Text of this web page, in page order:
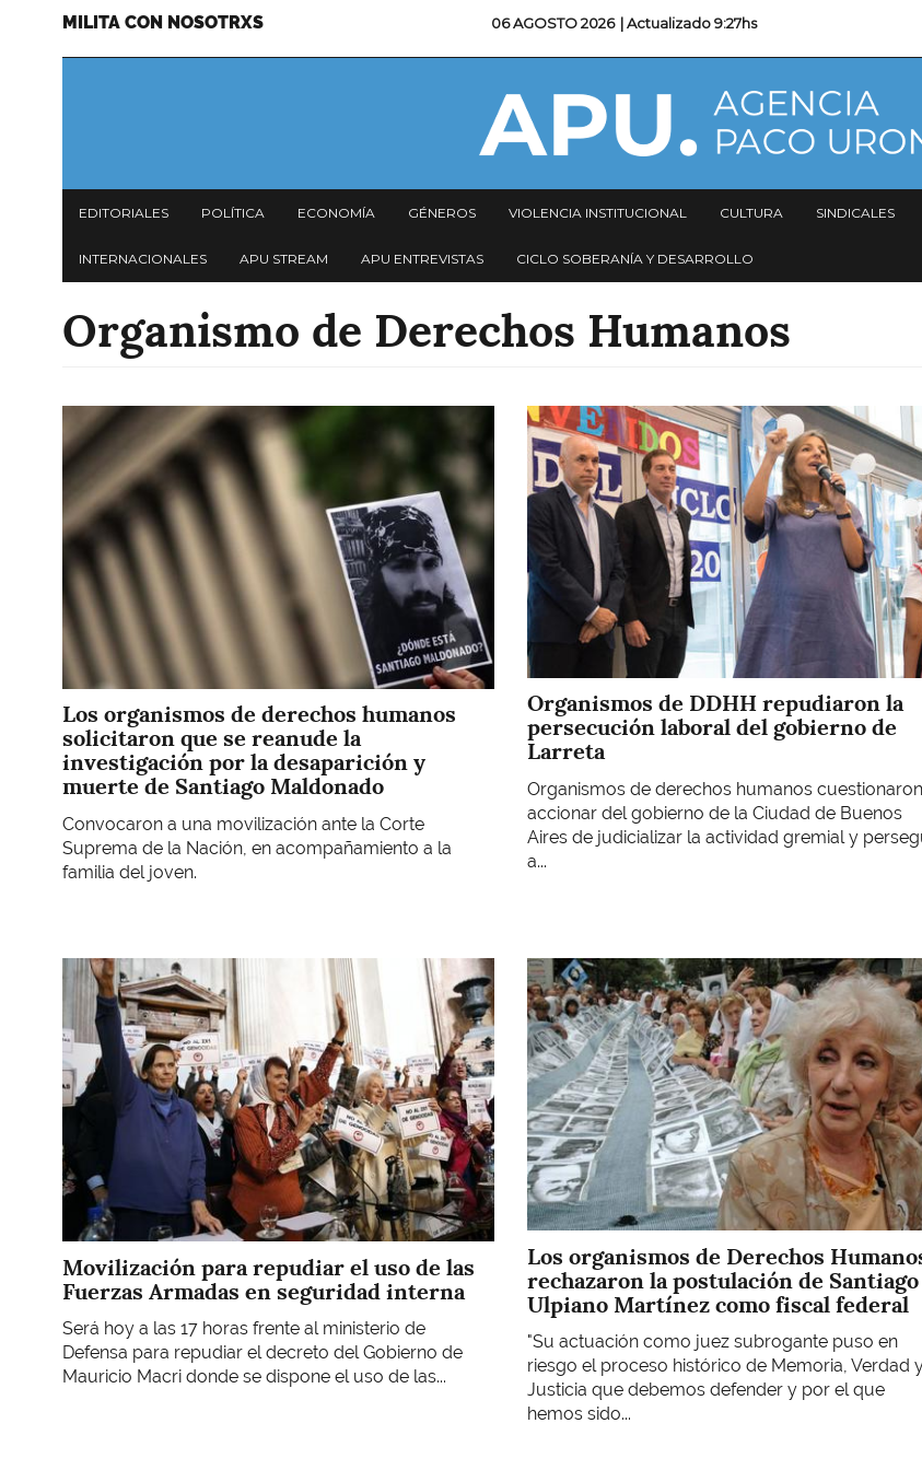
Menu
MILITA CON NOSOTRXS 06 AGOSTO 2026 | Actualizado9:27hs
Navegación
principal
EDITORIALES POLÍTICA ECONOMÍA GÉNEROS VIOLENCIA INSTITUCIONAL CULTURA SINDICALES
INTERNACIONALES APU STREAM APU ENTREVISTAS CICLO SOBERANÍA Y DESARROLLO
Organismo de Derechos Humanos
Imagen
Los organismos de derechos humanos
solicitaron que se reanude la
investigación por la desaparición y
muerte de Santiago Maldonado
Convocaron a una movilización ante la Corte
Suprema de la Nación, en acompañamiento a la
familia del joven.
Imagen
Organismos de DDHH repudiaron la
persecución laboral del gobierno de
Larreta
Organismos de derechos humanos
accionar del gobierno de la Ciudad de Buenos
Aires de judicializar la actividad gremial y
a...
Imagen
Movilización para repudiar el uso de las
Fuerzas Armadas en seguridad interna
Será hoy a las 17 horas frente al ministerio de
Defensa para repudiar el decreto del Gobierno de
Mauricio Macri donde se dispone el uso de las...
Imagen
Los organismos de Derechos
rechazaron la postulación de Santiago
Ulpiano Martínez como fiscal federal
"Su actuación como juez subrogante puso en
riesgo el proceso histórico de Memoria, Verdad
Justicia que debemos defender y por el que
hemos sido...